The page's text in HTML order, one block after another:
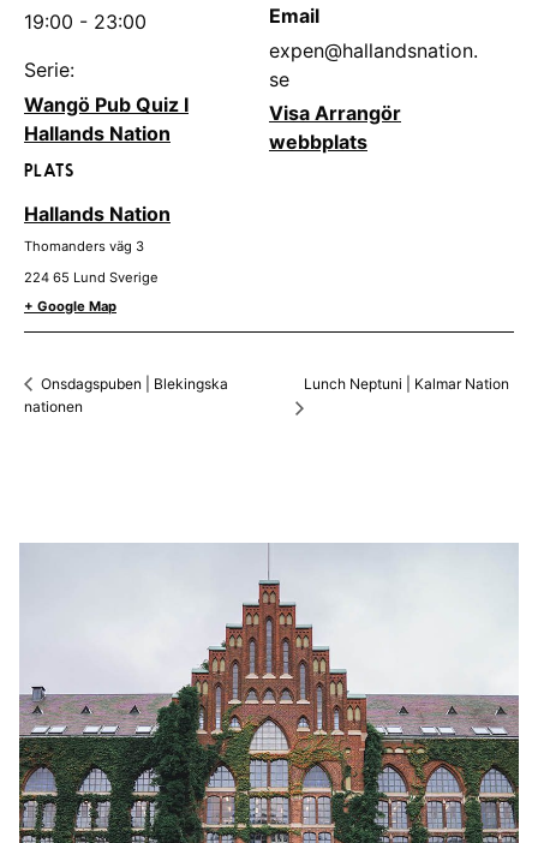
19:00 - 23:00
Serie:
Wangö Pub Quiz I
Hallands Nation
PLATS
Hallands Nation
Thomanders väg 3
224 65 Lund Sverige
+ Google Map
Email
expen@hallandsnation.
se
Visa Arrangör
webbplats
Onsdagspuben | Blekingska
nationen
Lunch Neptuni | Kalmar Nation